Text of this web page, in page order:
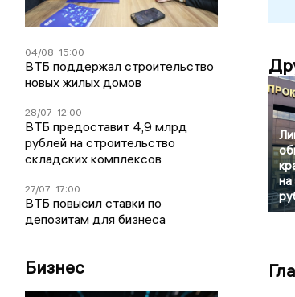
04/08 15:00
ВТБ поддержал строительство
новых жилых домов
28/07 12:00
ВТБ предоставит 4,9 млрд
рублей на строительство
складских комплексов
27/07 17:00
ВТБ повысил ставки по
депозитам для бизнеса
Бизнес
на